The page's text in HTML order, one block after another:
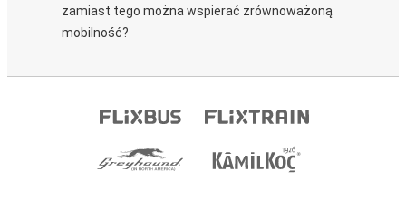
zamiast tego można wspierać zrównoważoną
mobilność?